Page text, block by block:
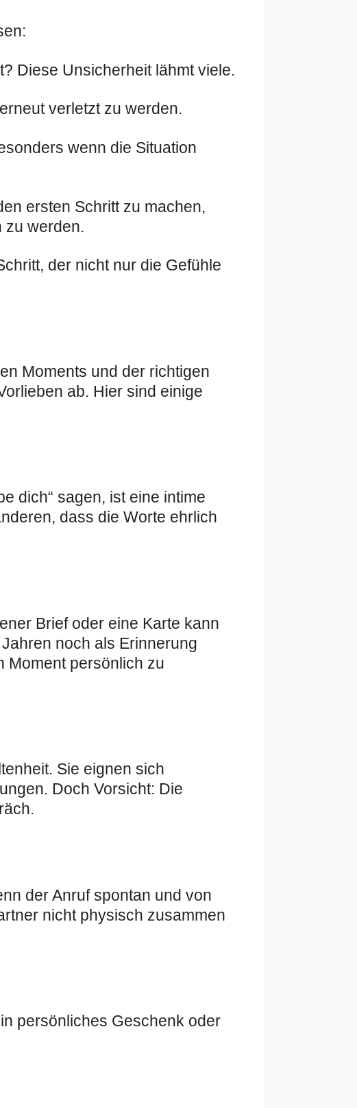
Diese Unsicherheit lähmt viele.
verletzt zu werden.
wenn die Situation
ersten Schritt zu machen,
zu werden.
der nicht nur die Gefühle
Moments und der richtigen
ab. Hier sind einige
dich“ sagen, ist eine intime
dass die Worte ehrlich
Brief oder eine Karte kann
noch als Erinnerung
Moment persönlich zu
Sie eignen sich
Doch Vorsicht: Die
der Anruf spontan und von
nicht physisch zusammen
persönliches Geschenk oder